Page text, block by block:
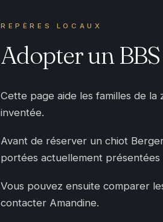
REPÈRES LOCAUX
Adopter un
Cette page aide les familles de
inventée.
Avant de réserver un chiot
portées actuellement présentées
Vous pouvez ensuite comparer
contacter Amandine.